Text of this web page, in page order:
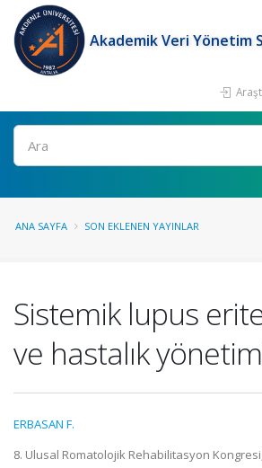
Akademik Veri Yönetim
Ara
ANA SAYFA SON EKLENEN YAYINLAR
Sistemik lupus
ve hastalık
ERBASAN F.
8. Ulusal Romatolojik Rehabilitasyon Kongresi,